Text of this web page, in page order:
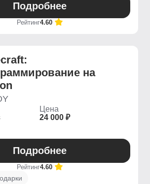
Подробнее
Рейтинг4.60
на
Цена
24 000 ₽
Подробнее
Рейтинг4.60